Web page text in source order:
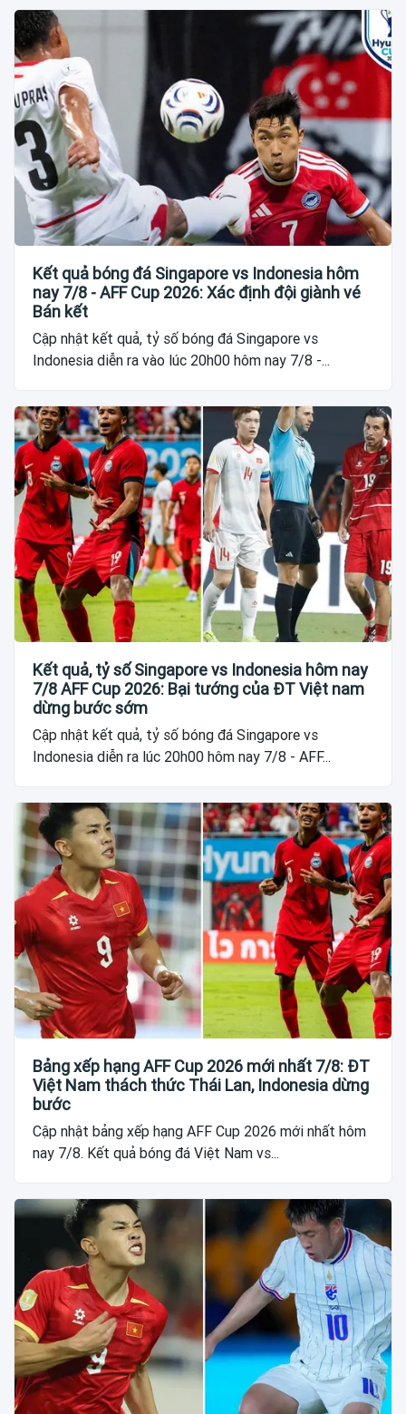
Kết quả bóng đá Singapore vs Indonesia hôm
nay 7/8 - AFF Cup 2026: Xác định đội giành vé
Bán kết
Cập nhật kết quả, tỷ số bóng đá Singapore vs
Indonesia diễn ra vào lúc 20h00 hôm nay 7/8 -...
Kết quả, tỷ số Singapore vs Indonesia hôm nay
7/8 AFF Cup 2026: Bại tướng của ĐT Việt nam
dừng bước sớm
Cập nhật kết quả, tỷ số bóng đá Singapore vs
Indonesia diễn ra lúc 20h00 hôm nay 7/8 - AFF...
Bảng xếp hạng AFF Cup 2026 mới nhất 7/8: ĐT
Việt Nam thách thức Thái Lan, Indonesia dừng
bước
Cập nhật bảng xếp hạng AFF Cup 2026 mới nhất hôm
nay 7/8. Kết quả bóng đá Việt Nam vs...